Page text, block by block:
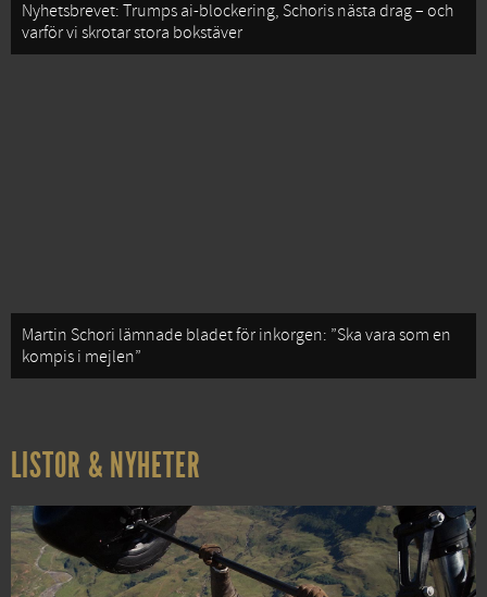
Nyhetsbrevet: Trumps ai-blockering, Schoris nästa drag – och
varför vi skrotar stora bokstäver
Martin Schori lämnade bladet för inkorgen: ”Ska vara som en
kompis i mejlen”
LISTOR & NYHETER